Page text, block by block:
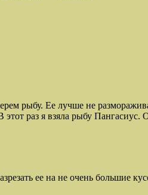
рыбу. Ее лучше не
этот раз я взяла рыбу Пангасиус.
ее на не очень большие